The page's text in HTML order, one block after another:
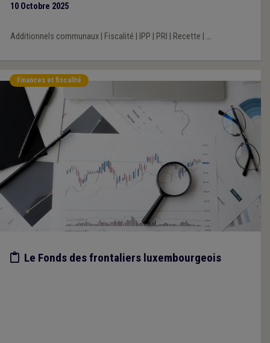
10 Octobre 2025
Additionnels communaux| Fiscalité IPP PRI Recette ...
Finances et fiscalité
Etude/chiffres
Le Fonds des frontaliers luxembourgeois